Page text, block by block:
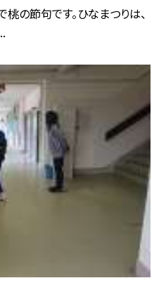
の節句です。ひなまつりは、